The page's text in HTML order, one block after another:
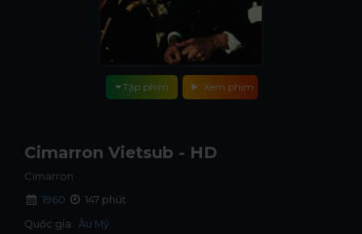
Xem phim
Tập phim
Cimarron Vietsub - HD
Cimarron
1960
147 phút
Quốc gia: Âu Mỹ